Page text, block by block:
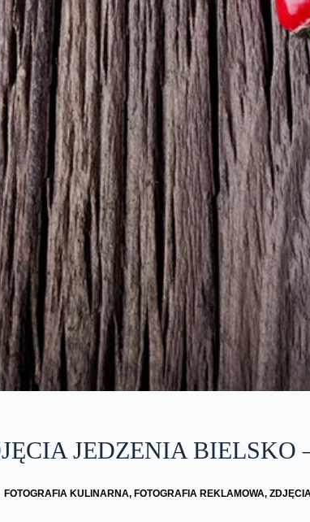
JEDZENIA BIELSKO
FOTOGRAFIA KULINARNA, FOTOGRAFIA REKLAMOWA,